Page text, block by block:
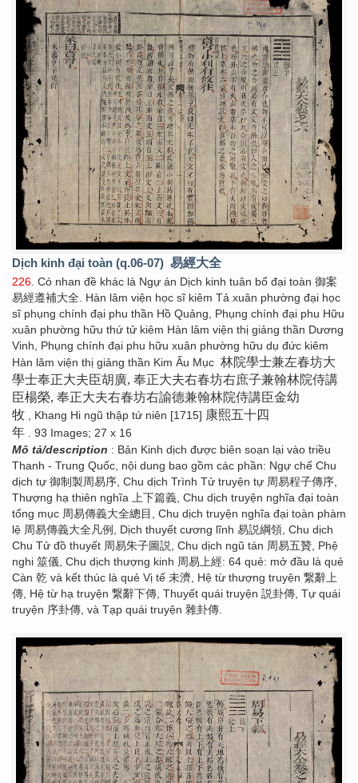
Dịch kinh đại toàn (q.06-07) 易經大全
226 . Có nhan đề khác là Ngự án Dịch kinh tuân bổ đại toàn 御案
易經遵補大全. Hàn lâm viện học sĩ kiêm Tả xuân phường đại học
sĩ phụng chính đại phu thần Hồ Quảng, Phụng chính đại phu Hữu
xuân phường hữu thứ tử kiêm Hàn lâm viện thị giảng thần Dương
Vinh, Phụng chính đại phu hữu xuân phường hữu dụ đức kiêm
Hàn lâm viện thị giảng thần Kim Ấu Mục 林院學士兼左春坊大
學士奉正大夫臣胡廣, 奉正大夫右春坊右庶子兼翰林院侍講
臣楊榮, 奉正大夫右春坊右諭德兼翰林院侍講臣金幼
牧 , Khang Hi ngũ thập tứ niên [1715] 康熙五十四
年 . 93 Images; 27 x 16
Mô tả/description : Bản Kinh dịch được biên soạn lại vào triều
Thanh - Trung Quốc, nội dung bao gồm các phần: Ngự chế Chu
dịch tự 御制製周易序, Chu dịch Trình Tử truyện tự 周易程子傳序,
Thượng hạ thiên nghĩa 上下篇義, Chu dịch truyện nghĩa đại toàn
tổng mục 周易傳義大全總目, Chu dịch truyện nghĩa đại toàn phàm
lệ 周易傳義大全凡例, Dịch thuyết cương lĩnh 易説綱領, Chu dịch
Chu Tử đồ thuyết 周易朱子圖説, Chu dịch ngũ tán 周易五贊, Phệ
nghi 筮儀, Chu dịch thượng kinh 周易上經: 64 quẻ: mở đầu là quẻ
Càn 乾 và kết thúc là quẻ Vị tế 未濟, Hệ từ thượng truyện 繋辭上
傳, Hệ từ hạ truyện 繋辭下傳, Thuyết quái truyện 説卦傳, Tự quái
truyện 序卦傳, và Tạp quái truyện 雜卦傳.